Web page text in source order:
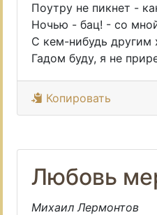
Поутру не пикнет -
Ночью - бац! - со
С кем-нибудь другим
Гадом буду, я не
Копировать
Любовь
Михаил Лермонтов